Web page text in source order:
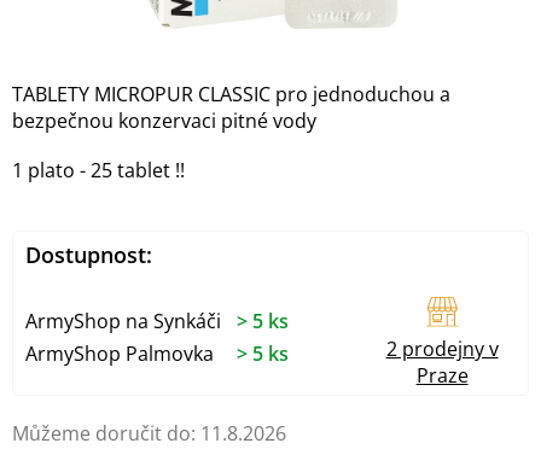
Můžeme doručit do: 11.8.2026
TABLETY MICROPUR CLASSIC pro jednoduchou a
bezpečnou konzervaci pitné vody
1 plato - 25 tablet !!
Dostupnost:
ArmyShop na Synkáči
> 5 ks
ArmyShop Palmovka
> 5 ks
2 prodejny v
Praze